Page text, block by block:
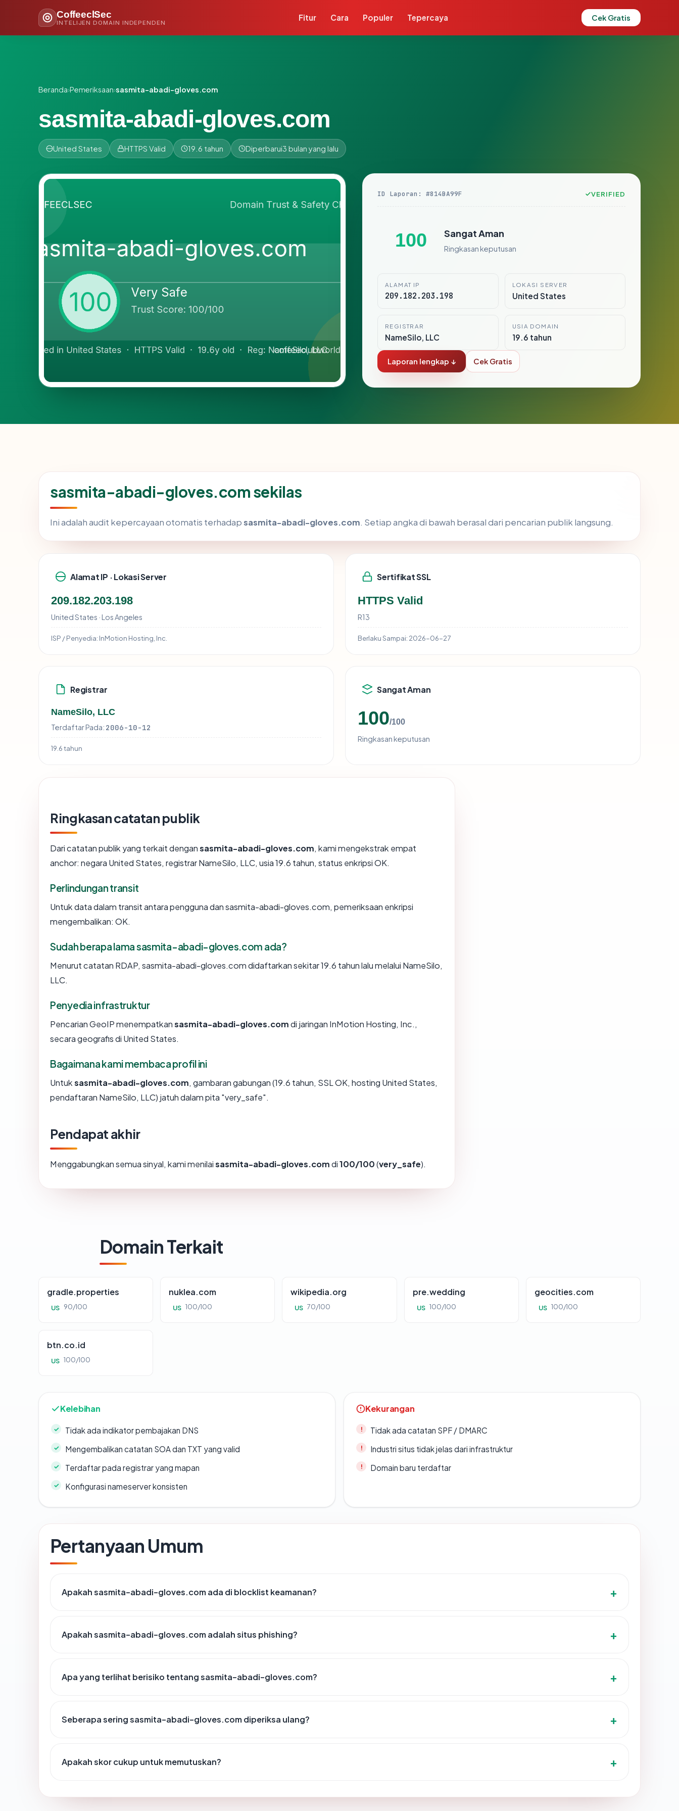
CoffeeclSec
INTELIJEN DOMAIN INDEPENDEN
Fitur Cara Populer Tepercaya Cek Gratis
Beranda›Pemeriksaan›sasmita-abadi-gloves.com
sasmita-abadi-gloves.com
United States HTTPS Valid 19.6 tahun Diperbarui3 bulan yang lalu
ID Laporan: #814BA99F VERIFIED
100 Sangat Aman
Ringkasan keputusan
ALAMAT IP
209.182.203.198
LOKASI SERVER
United States
REGISTRAR
NameSilo, LLC
USIA DOMAIN
19.6 tahun
Laporan lengkap ↓ Cek Gratis
sasmita-abadi-gloves.com sekilas
Ini adalah audit kepercayaan otomatis terhadapsasmita-abadi-gloves.com. Setiap angka di bawah berasal dari pencarian publik langsung.
Alamat IP · Lokasi Server
209.182.203.198
United States · Los Angeles
ISP / Penyedia: InMotion Hosting, Inc.
Sertifikat SSL
HTTPS Valid
R13
Berlaku Sampai: 2026-06-27
Registrar
NameSilo, LLC
Terdaftar Pada: 2006-10-12
19.6 tahun
Sangat Aman
100/100
Ringkasan keputusan
Ringkasan catatan publik
Dari catatan publik yang terkait dengansasmita-abadi-gloves.com, kami mengekstrak empat
anchor: negara United States, registrar NameSilo, LLC, usia 19.6 tahun, status enkripsi OK.
Perlindungan transit
Untuk data dalam transit antara pengguna dan sasmita-abadi-gloves.com, pemeriksaan enkripsi
mengembalikan: OK.
Sudah berapa lama sasmita-abadi-gloves.com ada?
Menurut catatan RDAP, sasmita-abadi-gloves.com didaftarkan sekitar 19.6 tahun lalu melalui NameSilo,
LLC.
Penyedia infrastruktur
Pencarian GeoIP menempatkansasmita-abadi-gloves.comdi jaringan InMotion Hosting, Inc.,
secara geografis di United States.
Bagaimana kami membaca profil ini
Untuksasmita-abadi-gloves.com, gambaran gabungan (19.6 tahun, SSL OK, hosting United States,
pendaftaran NameSilo, LLC) jatuh dalam pita "very_safe".
Pendapat akhir
Menggabungkan semua sinyal, kami menilaisasmita-abadi-gloves.comdi100/100(very_safe).
Domain Terkait
gradle.properties
US 90/100
nuklea.com
US 100/100
wikipedia.org
US 70/100
pre.wedding
US 100/100
geocities.com
US 100/100
btn.co.id
US 100/100
Kelebihan
Tidak ada indikator pembajakan DNS
Mengembalikan catatan SOA dan TXT yang valid
Terdaftar pada registrar yang mapan
Konfigurasi nameserver konsisten
Kekurangan
Tidak ada catatan SPF / DMARC
Industri situs tidak jelas dari infrastruktur
Domain baru terdaftar
Pertanyaan Umum
Apakah sasmita-abadi-gloves.com ada di blocklist keamanan?
Apakah sasmita-abadi-gloves.com adalah situs phishing?
Apa yang terlihat berisiko tentang sasmita-abadi-gloves.com?
Seberapa sering sasmita-abadi-gloves.com diperiksa ulang?
Apakah skor cukup untuk memutuskan?